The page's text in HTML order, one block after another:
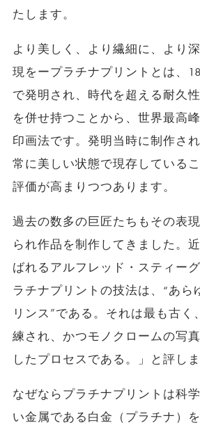
たします。
より美しく、より繊細に、より
現をープラチナプリントとは、
で発明され、時代を超える耐久
を併せ持つことから、世界最高
印画法です。発明当時に制作さ
常に美しい状態で現存している
評価が高まりつつあります。
過去の数多の巨匠たちもその表
られ作品を制作してきました。
ばれるアルフレッド・スティー
ラチナプリントの技法は、“あら
リンス”である。それは最も古く
練され、かつモノクロームの写
したプロセスである。」と評しま
なぜならプラチナプリントは科
い金属である白金（プラチナ）